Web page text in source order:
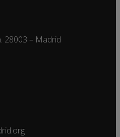
28003 – Madrid